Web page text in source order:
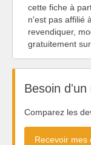
cette fiche à
n'est pas affilié
revendiquer,
gratuitement
Besoin d'un
Comparez les
Recevoir